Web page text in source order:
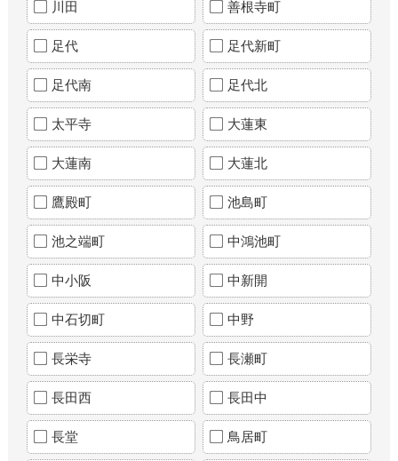
川田 善根寺町
足代 足代新町
足代南 足代北
太平寺 大蓮東
大蓮南 大蓮北
鷹殿町 池島町
池之端町 中鴻池町
中小阪 中新開
中石切町 中野
長栄寺 長瀬町
長田西 長田中
長堂 鳥居町